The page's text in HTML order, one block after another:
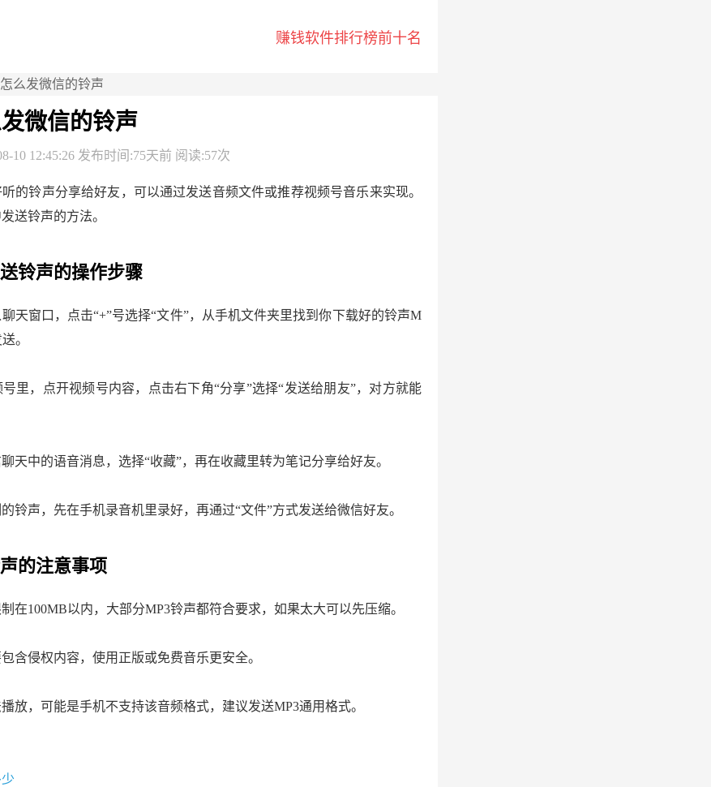
赚钱软件排行榜前十名
么发微信的铃声
微信的铃声
10 12:45:26 发布时间:75天前 阅读:57次
的铃声分享给好友，可以通过发送音频文件或推荐视频号音乐来实现。
送铃声的方法。
铃声的操作步骤
天窗口，点击“+”号选择“文件”，从手机文件夹里找到你下载好的铃声M
。
里，点开视频号内容，点击右下角“分享”选择“发送给朋友”，对方就能
天中的语音消息，选择“收藏”，再在收藏里转为笔记分享给好友。
铃声，先在手机录音机里录好，再通过“文件”方式发送给微信好友。
的注意事项
在100MB以内，大部分MP3铃声都符合要求，如果太大可以先压缩。
含侵权内容，使用正版或免费音乐更安全。
放，可能是手机不支持该音频格式，建议发送MP3通用格式。